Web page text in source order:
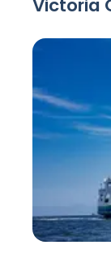
Victoria